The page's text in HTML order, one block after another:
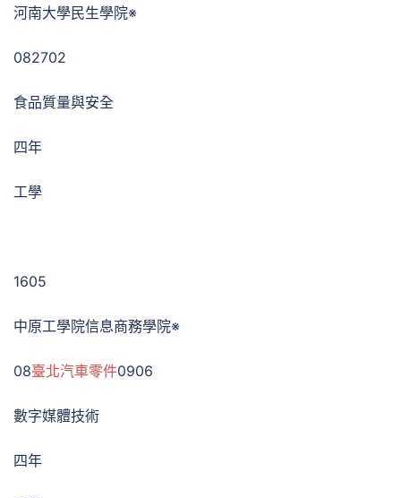
河南大學民生學院※
082702
食品質量與安全
四年
工學
1605
中原工學院信息商務學院※
08臺北汽車零件0906
數字媒體技術
四年